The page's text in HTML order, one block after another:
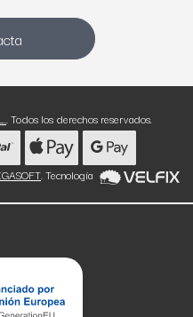
. Todos los derechos reservados.
. Tecnología